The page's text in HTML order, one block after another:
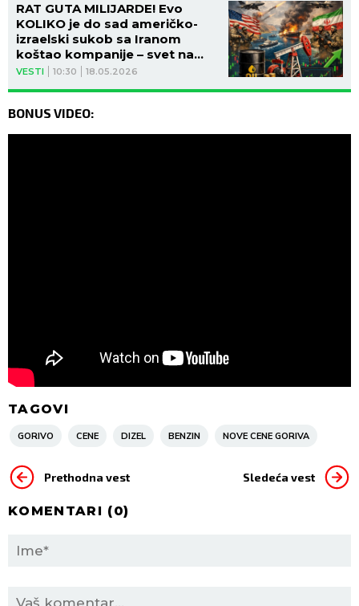
VESTI 10:30 18.05.2026
RAT GUTA MILIJARDE! Evo
KOLIKO je do sad američko-
izraelski sukob sa Iranom
koštao kompanije – svet na
ivici EKONOMSKOG HAOSA!
BONUS VIDEO:
TAGOVI
GORIVO CENE DIZEL BENZIN NOVE CENE GORIVA
Prethodna vest Sledeća vest
KOMENTARI (0)